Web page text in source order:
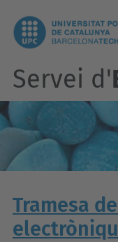
Servei d'
Tramesa